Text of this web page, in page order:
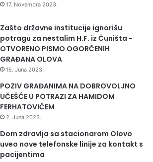
17. Novembra 2023.
Zašto državne institucije ignorišu
potragu za nestalim H.F. iz Čuništa -
OTVORENO PISMO OGORČENIH
GRAĐANA OLOVA
15. Juna 2023.
POZIV GRAĐANIMA NA DOBROVOLJNO
UČEŠĆE U POTRAZI ZA HAMIDOM
FERHATOVIĆEM
2. Juna 2023.
Dom zdravlja sa stacionarom Olovo
uveo nove telefonske linije za kontakt s
pacijentima